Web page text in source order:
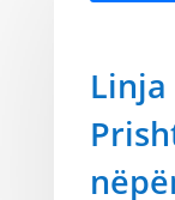
Linja